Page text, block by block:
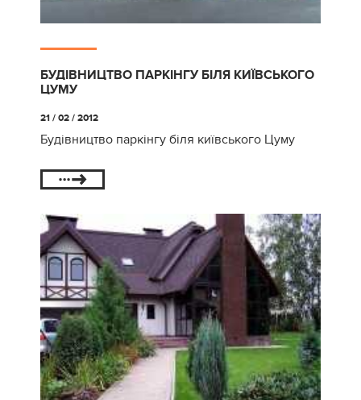
БУДІВНИЦТВО ПАРКІНГУ БІЛЯ КИЇВСЬКОГО
ЦУМУ
21 / 02 / 2012
Будівництво паркінгу біля київського Цуму